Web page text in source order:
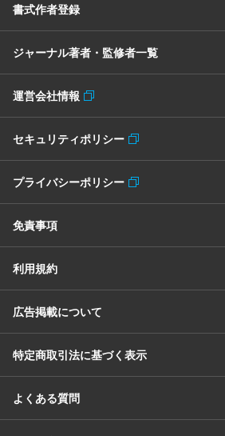
書式作者登録
ジャーナル著者・監修者一覧
運営会社情報
セキュリティポリシー
プライバシーポリシー
免責事項
利用規約
広告掲載について
特定商取引法に基づく表示
よくある質問